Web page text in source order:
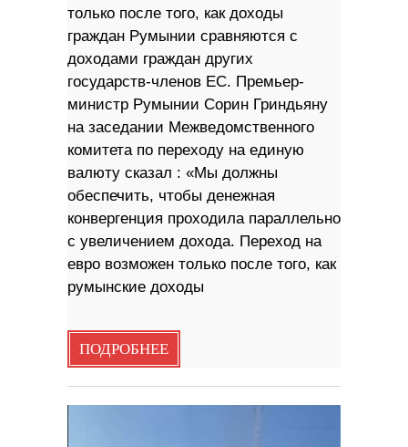
только после того, как доходы
граждан Румынии сравняются с
доходами граждан других
государств-членов ЕС. Премьер-
министр Румынии Сорин Гриндьяну
на заседании Межведомственного
комитета по переходу на единую
валюту сказал : «Мы должны
обеспечить, чтобы денежная
конвергенция проходила параллельно
с увеличением дохода. Переход на
евро возможен только после того, как
румынские доходы
ПОДРОБНЕЕ